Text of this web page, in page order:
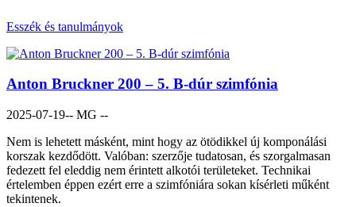
Esszék és tanulmányok
Anton Bruckner 200 – 5. B-dúr szimfónia
2025-07-19-- MG --
Nem is lehetett másként, mint hogy az ötödikkel új komponálási
korszak kezdődött. Valóban: szerzője tudatosan, és szorgalmasan
fedezett fel eleddig nem érintett alkotói területeket. Technikai
értelemben éppen ezért erre a szimfóniára sokan kísérleti műként
tekintenek.